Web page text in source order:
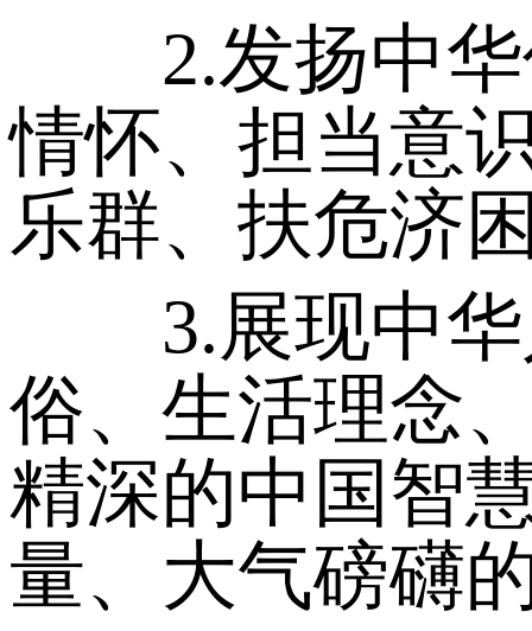
2.发扬中华
情怀、担当意
乐群、扶危济
3.展现中华
俗、生活理念
精深的中国智
量、大气磅礴